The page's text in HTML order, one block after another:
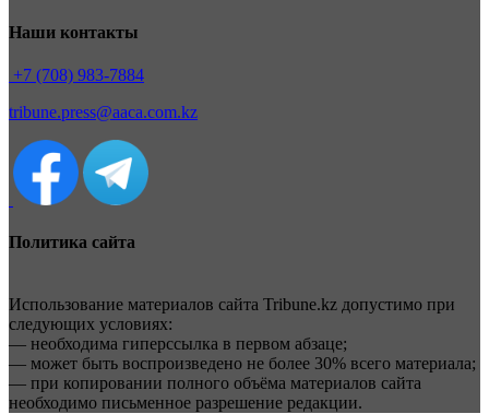
Наши контакты
+7 (708) 983-7884
tribune.press@aaca.com.kz
Политика сайта
Использование материалов сайта Tribune.kz допустимо при
следующих условиях:
— необходима гиперссылка в первом абзаце;
— может быть воспроизведено не более 30% всего материала;
— при копировании полного объёма материалов сайта
необходимо письменное разрешение редакции.